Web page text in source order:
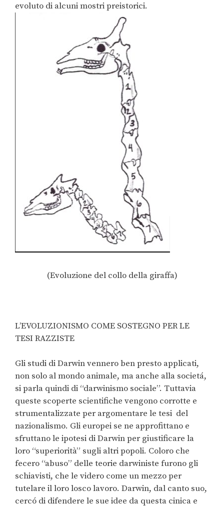
evoluto di alcuni mostri preistorici.
(Evoluzione del collo della giraffa)
L’EVOLUZIONISMO COME SOSTEGNO PER LE
TESI RAZZISTE
Gli studi di Darwin vennero ben presto applicati,
non solo al mondo animale, ma anche alla societá,
si parla quindi di “darwinismo sociale”. Tuttavia
queste scoperte scientifiche vengono corrotte e
strumentalizzate per argomentare le tesi del
nazionalismo. Gli europei se ne approfittano e
sfruttano le ipotesi di Darwin per giustificare la
loro “superiorità” sugli altri popoli. Coloro che
fecero “abuso” delle teorie darwiniste furono gli
schiavisti, che le videro come un mezzo per
tutelare il loro losco lavoro. Darwin, dal canto suo,
cercó di difendere le sue idee da questa cinica e